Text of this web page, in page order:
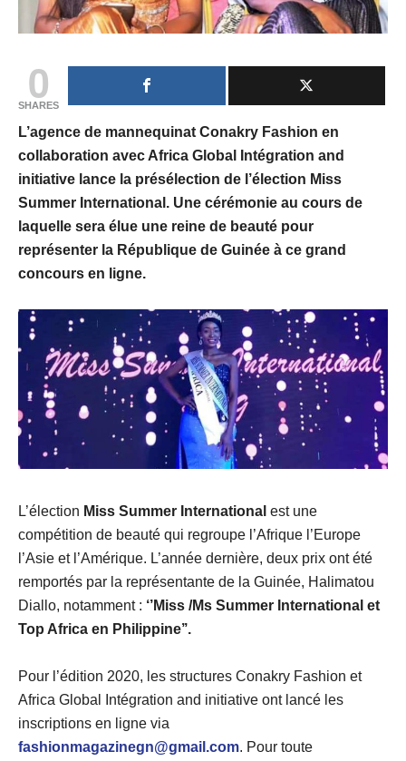
0
SHARES
L’agence de mannequinat Conakry Fashion en
collaboration avec Africa Global Intégration and
initiative lance la présélection de l’élection Miss
Summer International. Une cérémonie au cours de
laquelle sera élue une reine de beauté pour
représenter la République de Guinée à ce grand
concours en ligne.
L’élection Miss Summer International est une
compétition de beauté qui regroupe l’Afrique l’Europe
l’Asie et l’Amérique. L’année dernière, deux prix ont été
remportés par la représentante de la Guinée, Halimatou
Diallo, notamment : ‘’Miss /Ms Summer International et
Top Africa en Philippine’’.
Pour l’édition 2020, les structures Conakry Fashion et
Africa Global Intégration and initiative ont lancé les
inscriptions en ligne via
fashionmagazinegn@gmail.com. Pour toute